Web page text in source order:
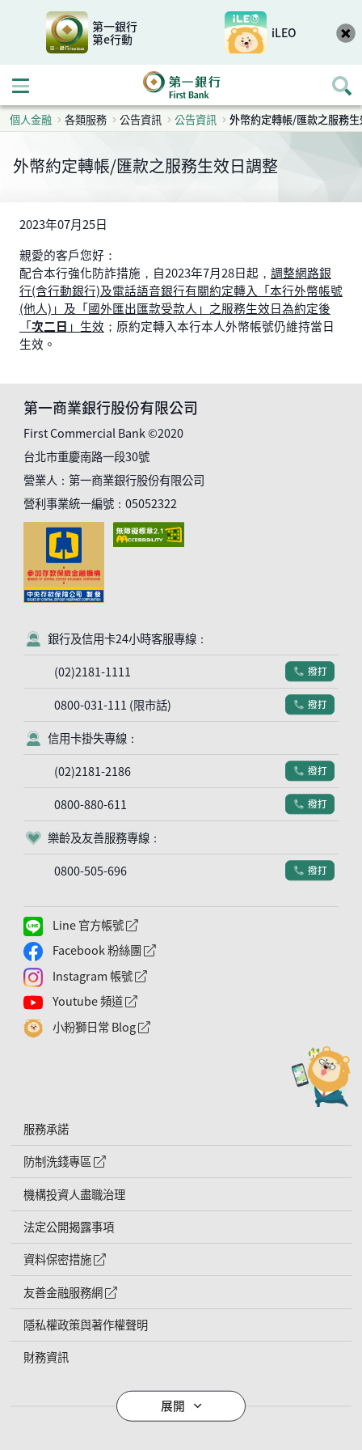
第一銀行
第e行動
iLEO
開啟行動選單
個人金融 各類服務 公告資訊 公告資訊 外幣約定轉帳/匯款之服務
外幣約定轉帳/匯款之服務生效日調整
2023年07月25日
親愛的客戶您好：
配合本行強化防詐措施，自2023年7月28日起， 調整網路銀
行(含行動銀行)及電話語音銀行有關約定轉入「本行外幣帳號
(他人)」及「國外匯出匯款受款人」之服務生效日為約定後
「次二日 」生效 ；原約定轉入本行本人外幣帳號仍維持當日
生效。
第一商業銀行股份有限公司
First Commercial Bank ©2020
台北市重慶南路一段30號
營業人：第一商業銀行股份有限公司
營利事業統一編號：05052322
客服符號
銀行及信用卡24小時客服專線：
(02)2181-1111
電話符號
撥打
0800-031-111 (限市話) 電話符號
撥打
客服符號
信用卡掛失專線：
(02)2181-2186
電話符號
撥打
0800-880-611 電話符號
撥打
客服符號
樂齡及友善服務專線：
0800-505-696
電話符號
撥打
Line 官方帳號 外網連結符號
Facebook 粉絲團 外網連結符號
Instagram 帳號 外網連結符號
Youtube 頻道 外網連結符號
小粉獅日常 Blog 外網連結符號
服務承諾
防制洗錢專區
外網連結符號
機構投資人盡職治理
法定公開揭露事項
資料保密措施
外網連結符號
友善金融服務網 外網連結符號
隱私權政策與著作權聲明
財務資訊
導覽列